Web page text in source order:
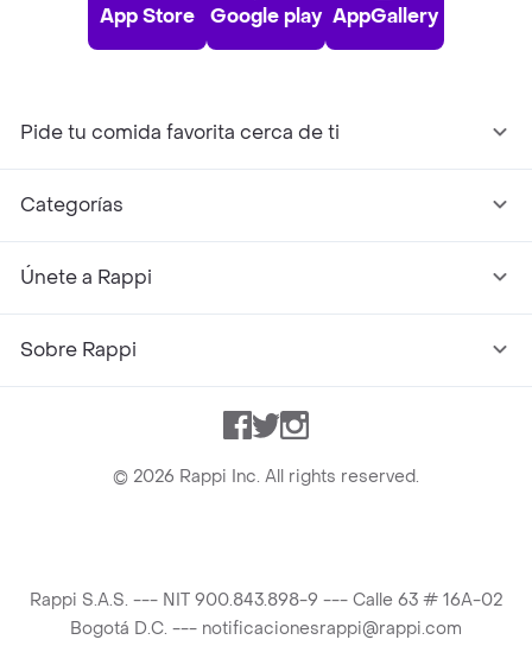
App Store Google play AppGallery
Pide tu comida favorita cerca de ti
Categorías
Únete a Rappi
Sobre Rappi
Facebook
TwitterInstagram
© 2026 Rappi Inc. All rights reserved.
Rappi S.A.S. --- NIT 900.843.898-9 --- Calle 63 # 16A-02
Bogotá D.C. --- notificacionesrappi@rappi.com